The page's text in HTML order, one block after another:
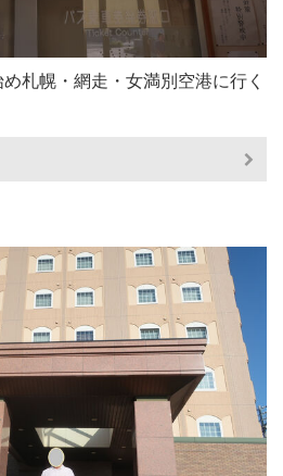
札幌・網走・女満別空港に行く